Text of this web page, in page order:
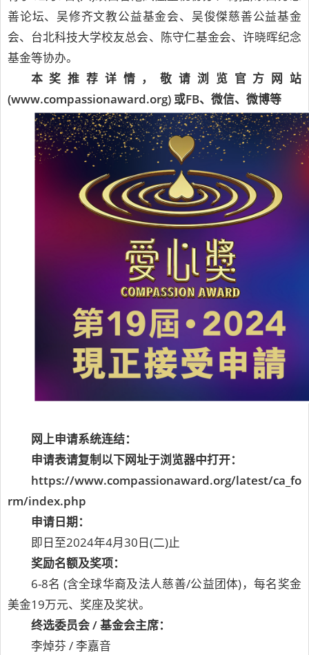
善论坛、吴修齐文教公益基金会、吴俊傑慈善公益基金
会、台北科技大学校友总会、陈守仁基金会、许晓晖纪念
基金等协办。
本奖推荐详情，敬请浏览官方网站
(www.compassionaward.org) 或FB、微信、微博等
网上申请系统连结：
申请表请复制以下网址于浏览器中打开：
https://www.compassionaward.org/latest/ca_fo
rm/index.php
申请日期：
即日至2024年4月30日(二)止
奖励名额及奖项：
6-8名 (含全球华裔及法人慈善/公益团体)，每名奖金
美金19万元、奖座及奖状。
终选委员会 / 基金会主席：
李焯芬 / 李嘉音